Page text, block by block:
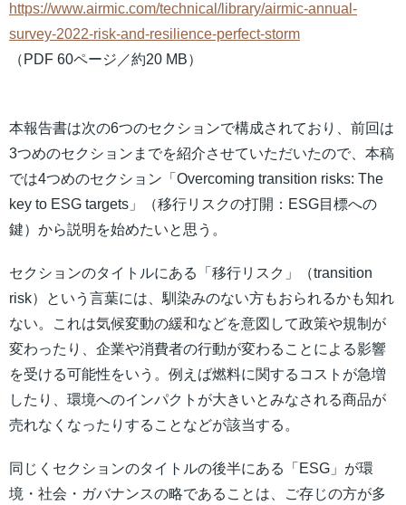
https://www.airmic.com/technical/library/airmic-annual-
survey-2022-risk-and-resilience-perfect-storm
（PDF 60ページ／約20 MB）
本報告書は次の6つのセクションで構成されており、前回は
3つめのセクションまでを紹介させていただいたので、本稿
では4つめのセクション「Overcoming transition risks: The
key to ESG targets」（移行リスクの打開：ESG目標への
鍵）から説明を始めたいと思う。
セクションのタイトルにある「移行リスク」（transition
risk）という言葉には、馴染みのない方もおられるかも知れ
ない。これは気候変動の緩和などを意図して政策や規制が
変わったり、企業や消費者の行動が変わることによる影響
を受ける可能性をいう。例えば燃料に関するコストが急増
したり、環境へのインパクトが大きいとみなされる商品が
売れなくなったりすることなどが該当する。
同じくセクションのタイトルの後半にある「ESG」が環
境・社会・ガバナンスの略であることは、ご存じの方が多